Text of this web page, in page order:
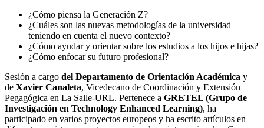
¿Cómo piensa la Generación Z?
¿Cuáles son las nuevas metodologías de la universidad
teniendo en cuenta el nuevo contexto?
¿Cómo ayudar y orientar sobre los estudios a los hijos e hijas?
¿Cómo enfocar su futuro profesional?
Sesión a cargo del Departamento de Orientación Académica y
de Xavier Canaleta, Vicedecano de Coordinación y Extensión
Pegagógica en La Salle-URL. Pertenece a GRETEL (Grupo de
Investigación en Technology Enhanced Learning), ha
participado en varios proyectos europeos y ha escrito artículos en